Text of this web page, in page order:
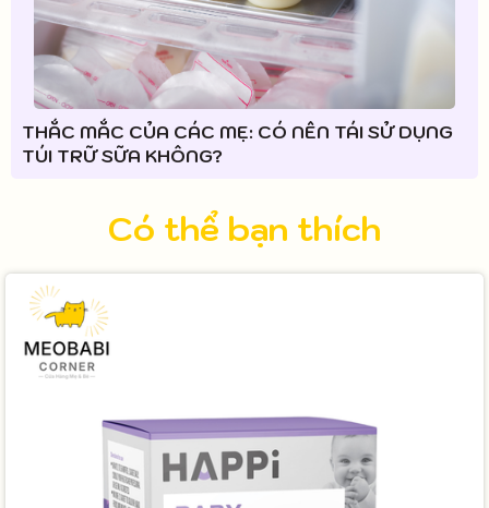
THẮC MẮC CỦA CÁC MẸ: CÓ NÊN TÁI SỬ DỤNG
TÚI TRỮ SỮA KHÔNG?
Có thể bạn thích